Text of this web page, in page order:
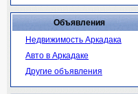
Объявления
Недвижимость Аркадака
Авто в Аркадаке
Другие объявления